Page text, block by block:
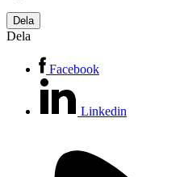
Dela
Dela
Facebook
Linkedin